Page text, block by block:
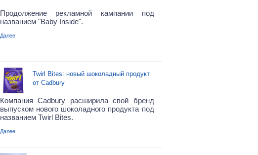
Продолжение рекламной кампании под
названием "Baby Inside".
Далее
Twirl Bites: новый шоколадный продукт
от Cadbury
Компания Cadbury расширила свой бренд
выпуском нового шоколадного продукта под
названием Twirl Bites.
Далее